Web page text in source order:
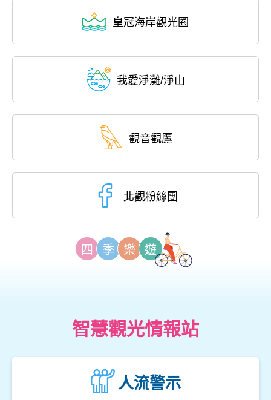
皇冠海岸觀光圈
我愛淨灘/淨山
觀音觀鷹
北觀粉絲團
四 季 樂 遊
智慧觀光情報站
人流警示